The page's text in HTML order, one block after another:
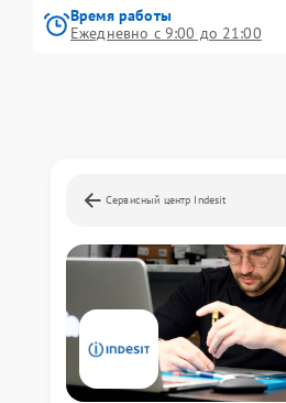
Время работы
Ежедневно с 9:00 до 21:00
Сервисный центр Indesit